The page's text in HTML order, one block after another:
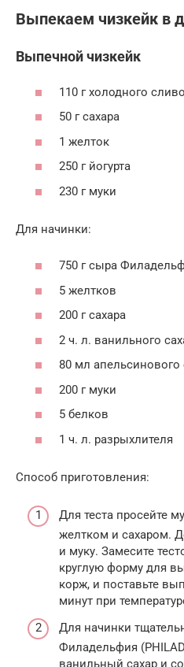
Выпекаем чизкейк в
Выпечной чизкейк
110 г холодного
50 г сахара
1 желток
250 г йогурта
230 г муки
Для начинки:
750 г сыра
5 желтков
200 г сахара
2 ч. л. ванильного
80 мл апельсинового
200 г муки
5 белков
1 ч. л. разрыхлителя
Способ приготовления:
Для теста просейте
желтком и сахаром.
и муку. Замесите
круглую форму для
корж, и поставьте
минут при
Для начинки
Филадельфия
ванильный сахар и